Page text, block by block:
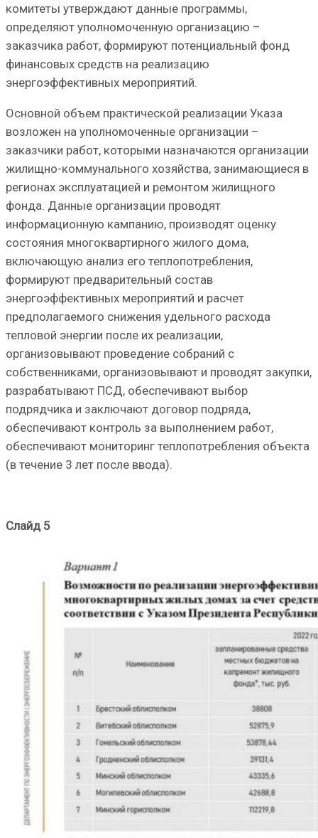
комитеты утверждают данные программы,
определяют уполномоченную организацию –
заказчика работ, формируют потенциальный фонд
финансовых средств на реализацию
энергоэффективных мероприятий.
Основной объем практической реализации Указа
возложен на уполномоченные организации –
заказчики работ, которыми назначаются организации
жилищно-коммунального хозяйства, занимающиеся в
регионах эксплуатацией и ремонтом жилищного
фонда. Данные организации проводят
информационную кампанию, производят оценку
состояния многоквартирного жилого дома,
включающую анализ его теплопотребления,
формируют предварительный состав
энергоэффективных мероприятий и расчет
предполагаемого снижения удельного расхода
тепловой энергии после их реализации,
организовывают проведение собраний с
собственниками, организовывают и проводят закупки,
разрабатывают ПСД, обеспечивают выбор
подрядчика и заключают договор подряда,
обеспечивают контроль за выполнением работ,
обеспечивают мониторинг теплопотребления объекта
(в течение 3 лет после ввода).
Слайд 5